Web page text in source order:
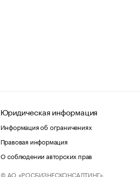
Юридическая информация
Информация об ограничениях
Правовая информация
О соблюдении авторских прав
© АО «РОСБИЗНЕСКОНСАЛТИНГ»,